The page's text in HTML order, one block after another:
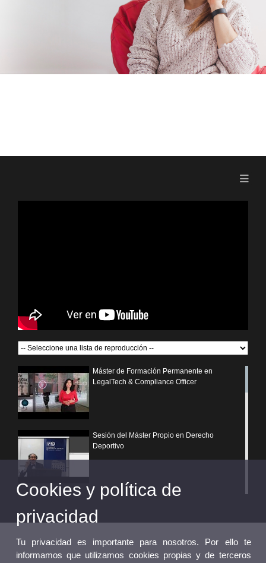
Máster de Formación Permanente en
LegalTech & Compliance Officer
Sesión del Máster Propio en Derecho
Deportivo
¿Por qué elegir un postgrado propio de la
Universitat de València?
Cookies y política de
privacidad
Tu privacidad es importante para nosotros. Por ello te
informamos que utilizamos cookies propias y de terceros